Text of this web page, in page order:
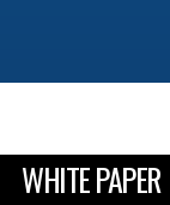
WHITE PAPER